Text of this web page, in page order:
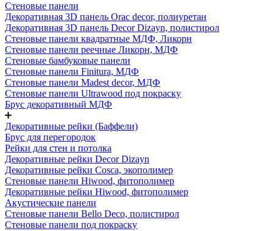
Стеновые панели
Декоративная 3D панель Orac decor, полиуретан
Декоративная 3D панель Decor Dizayn, полистирол
Стеновые панели квадратные МДФ, Ликорн
Стеновые панели реечные Ликорн, МДФ
Стеновые бамбуковые панели
Стеновые панели Finitura, МДФ
Стеновые панели Madest decor, МДФ
Стеновые панели Ultrawood под покраску
Брус декоративный МДФ
Декоративные рейки (Баффели)
Брус для перегородок
Рейки для стен и потолка
Декоративные рейки Decor Dizayn
Декоративные рейки Cosca, экополимер
Стеновые панели Hiwood, фитополимер
Декоративные рейки Hiwood, фитополимер
Акустические панели
Стеновые панели Bello Deco, полистирол
Стеновые панели под покраску